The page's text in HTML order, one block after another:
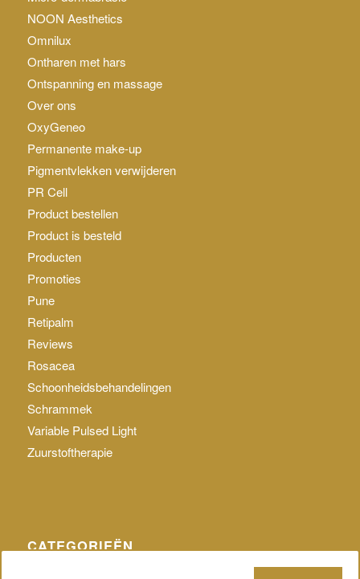
NOON Aesthetics
Omnilux
Ontharen met hars
Ontspanning en massage
Over ons
OxyGeneo
Permanente make-up
Pigmentvlekken verwijderen
PR Cell
Product bestellen
Product is besteld
Producten
Promoties
Pune
Retipalm
Reviews
Rosacea
Schoonheidsbehandelingen
Schrammek
Variable Pulsed Light
Zuurstoftherapie
CATEGORIEËN